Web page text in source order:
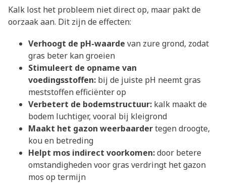
Kalk lost het probleem niet direct op, maar pakt de
oorzaak aan. Dit zijn de effecten:
Verhoogt de pH-waarde van zure grond, zodat
gras beter kan groeien
Stimuleert de opname van
voedingsstoffen: bij de juiste pH neemt gras
meststoffen efficiënter op
Verbetert de bodemstructuur: kalk maakt de
bodem luchtiger, vooral bij kleigrond
Maakt het gazon weerbaardertegen droogte,
kou en betreding
Helpt mos indirect voorkomen:door betere
omstandigheden voor gras verdringt het gazon
mos op termijn